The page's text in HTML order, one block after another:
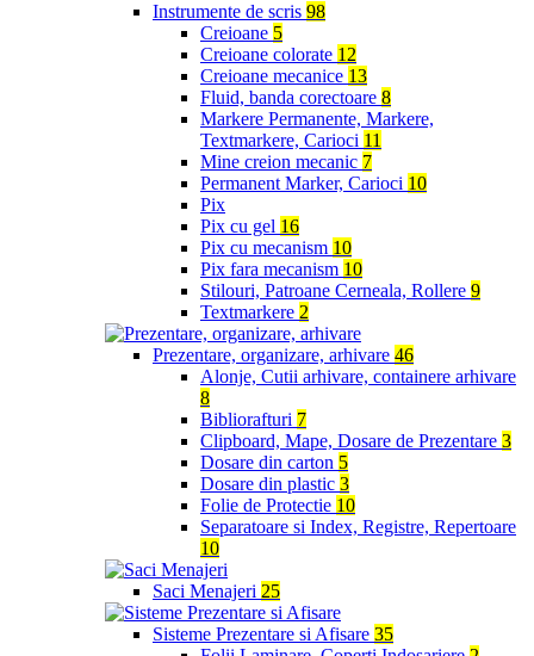
Instrumente de scris 98
Creioane 5
Creioane colorate 12
Creioane mecanice 13
Fluid, banda corectoare 8
Markere Permanente, Markere,
Textmarkere, Carioci 11
Mine creion mecanic 7
Permanent Marker, Carioci 10
Pix
Pix cu gel 16
Pix cu mecanism 10
Pix fara mecanism 10
Stilouri, Patroane Cerneala, Rollere 9
Textmarkere 2
Prezentare, organizare, arhivare 46
Alonje, Cutii arhivare, containere arhivare
8
Bibliorafturi 7
Clipboard, Mape, Dosare de Prezentare 3
Dosare din carton 5
Dosare din plastic 3
Folie de Protectie 10
Separatoare si Index, Registre, Repertoare
10
Saci Menajeri 25
Sisteme Prezentare si Afisare 35